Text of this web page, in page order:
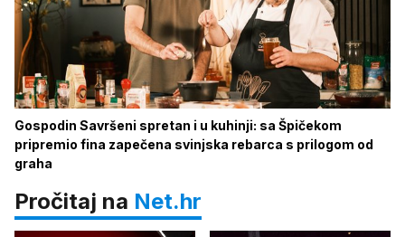
Gospodin Savršeni spretan i u kuhinji: sa Špičekom
pripremio fina zapečena svinjska rebarca s prilogom od
graha
Pročitaj na Net.hr